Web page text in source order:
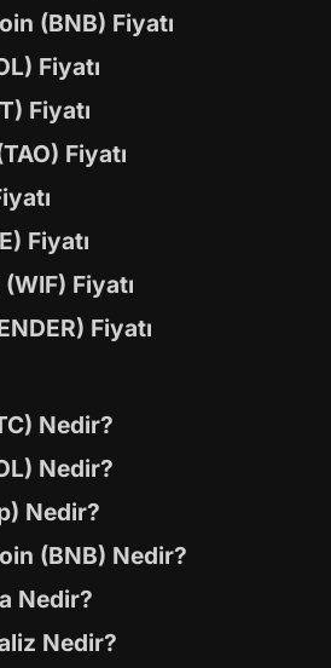
(BNB) Fiyatı
Fiyatı
Fiyatı
Fiyatı
Fiyatı
Fiyatı
Fiyatı
Nedir?
Nedir?
Nedir?
(BNB) Nedir?
Nedir?
Nedir?